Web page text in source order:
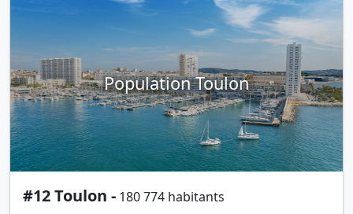
Population Toulon
#12 Toulon - 180 774 habitants